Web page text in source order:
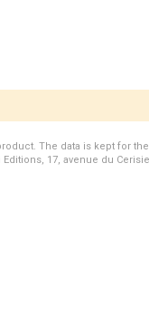
The data is kept for
17, avenue du